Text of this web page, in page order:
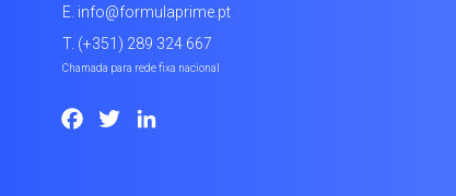
E. info@formulaprime.pt
T. (+351) 289 324 667
Chamada para rede fixa nacional
Facebook
Twitter